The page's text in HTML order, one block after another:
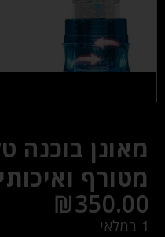
מאונן בוכנה
מטורף ואיכותי
₪350.00
1 במלאי